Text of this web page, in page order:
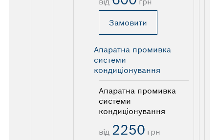
Замовити
Апаратна промивка
системи
кондиціонування
Апаратна промивка
системи
кондиціонування
від 2250 грн